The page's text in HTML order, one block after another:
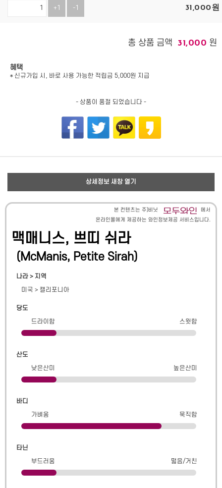
+1 -1 31,000원
총 상품 금액 31,000 원
혜택
* 신규가입 시, 바로 사용 가능한 적립금 5,000원 지급
- 상품이 품절 되었습니다 -
상세정보 새창 열기
본 컨텐츠는 주)비닛
에서
온라인몰에게 제공하는 와인정보제공 서비스입니다.
맥매니스, 쁘띠 쉬라
(McManis, Petite Sirah)
나라 > 지역
미국 > 캘리포니아
당도
드라이함
스윗함
산도
낮은산미
높은산미
바디
가벼움
묵직함
타닌
부드러움
떫음/거친